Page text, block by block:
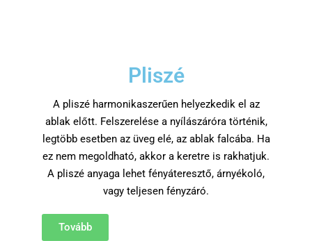
Pliszé
A pliszé harmonikaszerűen helyezkedik el az
ablak előtt. Felszerelése a nyílászáróra történik,
legtöbb esetben az üveg elé, az ablak falcába. Ha
ez nem megoldható, akkor a keretre is rakhatjuk.
A pliszé anyaga lehet fényáteresztő, árnyékoló,
vagy teljesen fényzáró.
Tovább